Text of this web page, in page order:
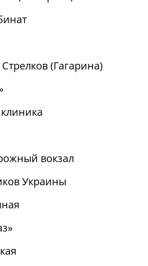
(Гагарина)
вокзал
Украины